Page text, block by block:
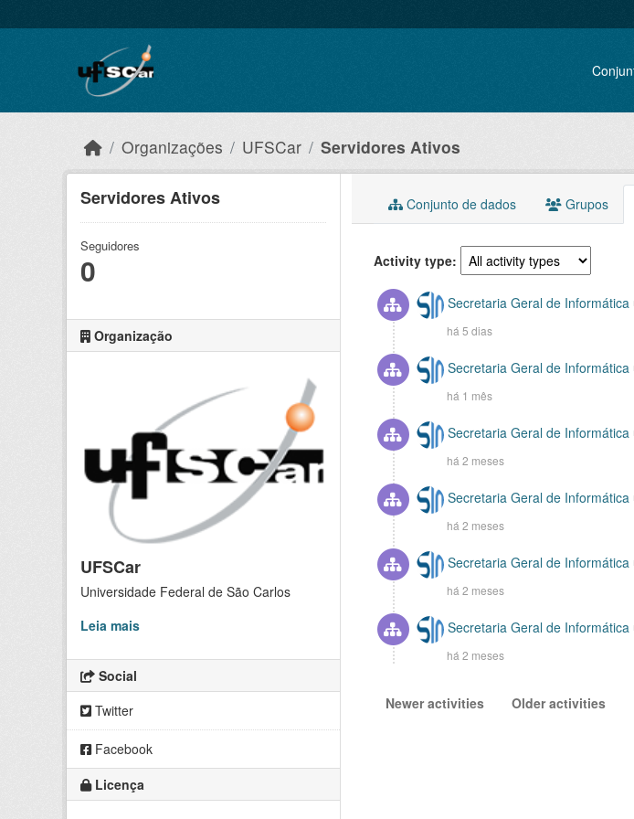
Organizações UFSCar Servidores Ativos
Servidores Ativos
Seguidores
0
Organização
UFSCar
Universidade Federal de São Carlos
Leia mais
Social
Twitter
Facebook
Licença
Conjunto de dados Grupos
Activity type
Secretaria Geral de Informática
há 5 dias
Secretaria Geral de Informática
há 1 mês
Secretaria Geral de Informática
há 2 meses
Secretaria Geral de Informática
há 2 meses
Secretaria Geral de Informática
há 2 meses
Secretaria Geral de Informática
há 2 meses
Newer activities Older activities